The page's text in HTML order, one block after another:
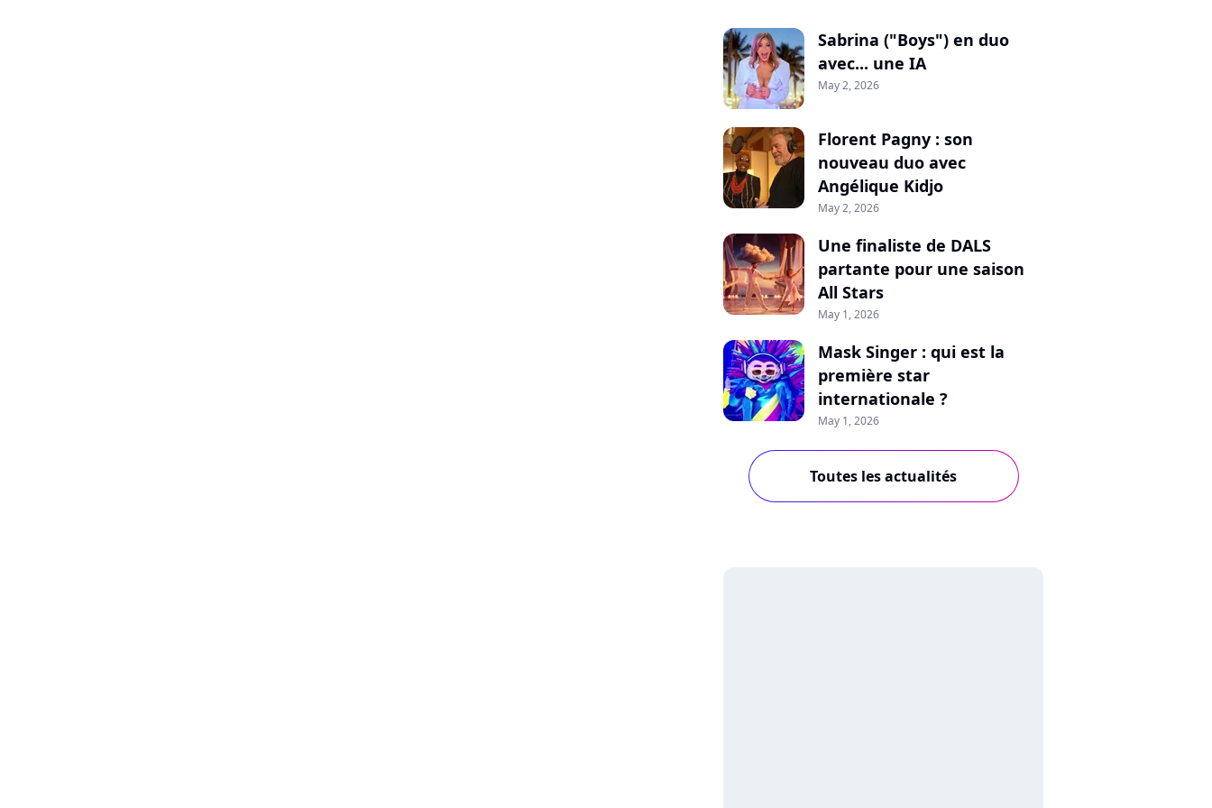
Sabrina ("Boys") en duo
avec... une IA
May 2, 2026
Florent Pagny : son
nouveau duo avec
Angélique Kidjo
May 2, 2026
Une finaliste de DALS
partante pour une saison
All Stars
May 1, 2026
Mask Singer : qui est la
première star
internationale ?
May 1, 2026
Toutes les actualités